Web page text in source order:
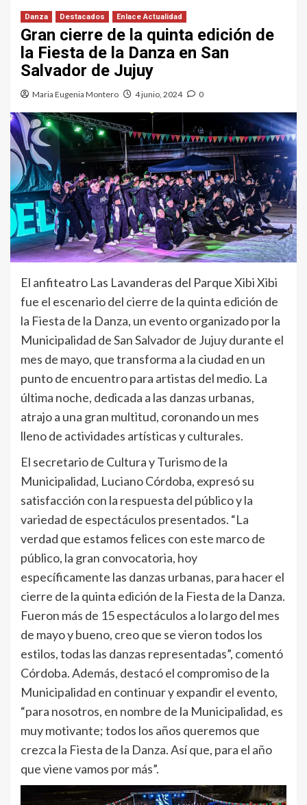
Danza Destacados Enlace Actualidad
Gran cierre de la quinta edición de
la Fiesta de la Danza en San
Salvador de Jujuy
Maria Eugenia Montero 4 junio, 2024 0
El anfiteatro Las Lavanderas del Parque Xibi Xibi
fue el escenario del cierre de la quinta edición de
la Fiesta de la Danza, un evento organizado por la
Municipalidad de San Salvador de Jujuy durante el
mes de mayo, que transforma a la ciudad en un
punto de encuentro para artistas del medio. La
última noche, dedicada a las danzas urbanas,
atrajo a una gran multitud, coronando un mes
lleno de actividades artísticas y culturales.
El secretario de Cultura y Turismo de la
Municipalidad, Luciano Córdoba, expresó su
satisfacción con la respuesta del público y la
variedad de espectáculos presentados. “La
verdad que estamos felices con este marco de
público, la gran convocatoria, hoy
específicamente las danzas urbanas, para hacer el
cierre de la quinta edición de la Fiesta de la Danza.
Fueron más de 15 espectáculos a lo largo del mes
de mayo y bueno, creo que se vieron todos los
estilos, todas las danzas representadas”, comentó
Córdoba. Además, destacó el compromiso de la
Municipalidad en continuar y expandir el evento,
“para nosotros, en nombre de la Municipalidad, es
muy motivante; todos los años queremos que
crezca la Fiesta de la Danza. Así que, para el año
que viene vamos por más”.